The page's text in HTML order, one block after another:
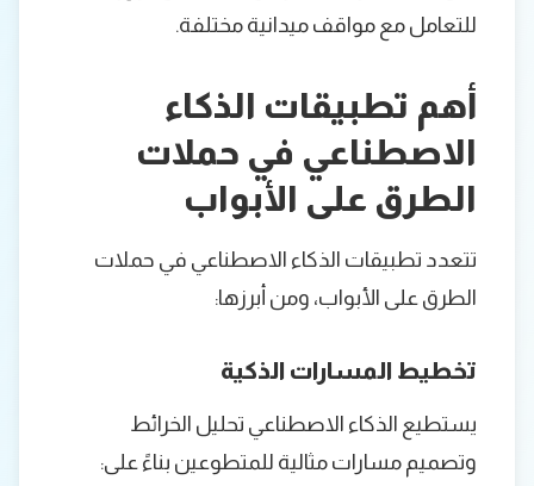
للتعامل مع مواقف ميدانية مختلفة.
أهم تطبيقات الذكاء
الاصطناعي في حملات
الطرق على الأبواب
تتعدد تطبيقات الذكاء الاصطناعي في حملات
الطرق على الأبواب، ومن أبرزها:
تخطيط المسارات الذكية
يستطيع الذكاء الاصطناعي تحليل الخرائط
وتصميم مسارات مثالية للمتطوعين بناءً على: